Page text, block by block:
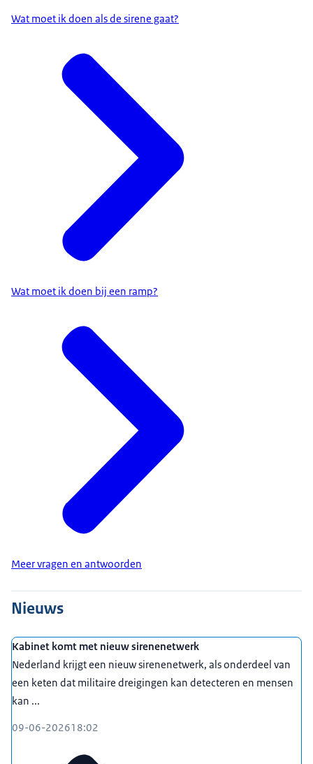
Wat moet ik doen als de sirene gaat?
Wat moet ik doen bij een ramp?
Meer vragen en antwoorden
Nieuws
Kabinet komt met nieuw sirenenetwerk
Nederland krijgt een nieuw sirenenetwerk, als onderdeel van
een keten dat militaire dreigingen kan detecteren en mensen
kan ...
09-06-202618:02